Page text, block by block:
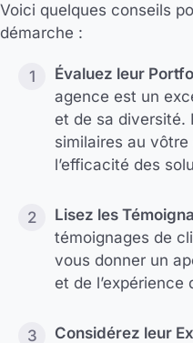
Voici quelques conseils
démarche :
Évaluez leur
agence est un
et de sa diversité.
similaires au
l’efficacité des
Lisez les
témoignages de
vous donner un
et de l’expérience
Considérez leur